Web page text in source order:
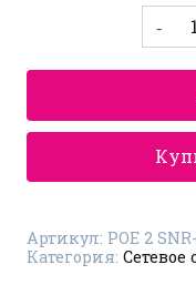
товара
2
SNR-
S225Gi-
Артикул: POE 2
Категория: Сетевое